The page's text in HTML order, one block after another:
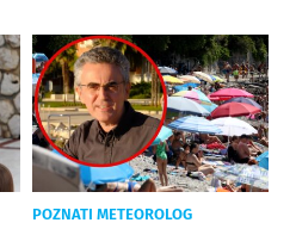
POZNATI METEOROLOG